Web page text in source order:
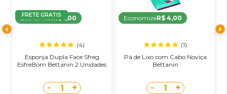
FRETE GRATIS
EconomizeR$ 1,00
(4)
Esponja Dupla Face Sfreg
EsfreBom Bettanin 2 Unidades
- 1 +
EconomizeR$ 4,00
(1)
Pá de Lixo com Cabo Noviça
Bettanin
- 1 +